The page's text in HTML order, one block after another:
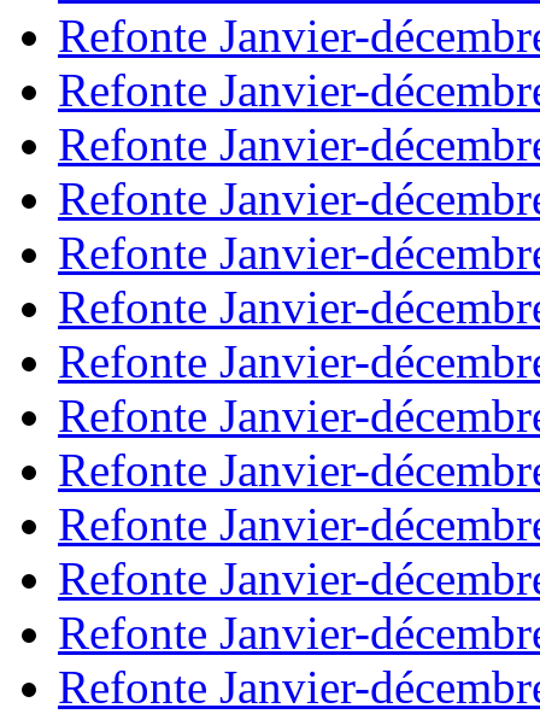
Refonte Janvier-
Refonte Janvier-
Refonte Janvier-
Refonte Janvier-
Refonte Janvier-
Refonte Janvier-
Refonte Janvier-
Refonte Janvier-
Refonte Janvier-
Refonte Janvier-
Refonte Janvier-
Refonte Janvier-
Refonte Janvier-